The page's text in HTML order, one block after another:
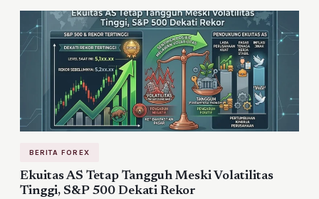
BERITA FOREX
Ekuitas AS Tetap Tangguh Meski Volatilitas
Tinggi, S&P 500 Dekati Rekor